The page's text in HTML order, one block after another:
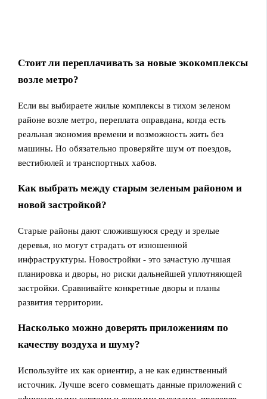
Стоит ли переплачивать за новые экокомплексы
возле метро?
Если вы выбираете жилые комплексы в тихом зеленом
районе возле метро, переплата оправдана, когда есть
реальная экономия времени и возможность жить без
машины. Но обязательно проверяйте шум от поездов,
вестибюлей и транспортных хабов.
Как выбрать между старым зеленым районом и
новой застройкой?
Старые районы дают сложившуюся среду и зрелые
деревья, но могут страдать от изношенной
инфраструктуры. Новостройки - это зачастую лучшая
планировка и дворы, но риски дальнейшей уплотняющей
застройки. Сравнивайте конкретные дворы и планы
развития территории.
Насколько можно доверять приложениям по
качеству воздуха и шуму?
Используйте их как ориентир, а не как единственный
источник. Лучше всего совмещать данные приложений с